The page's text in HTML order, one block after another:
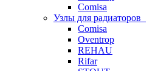
Comisa
Узлы для радиаторов
Comisa
Oventrop
REHAU
Rifar